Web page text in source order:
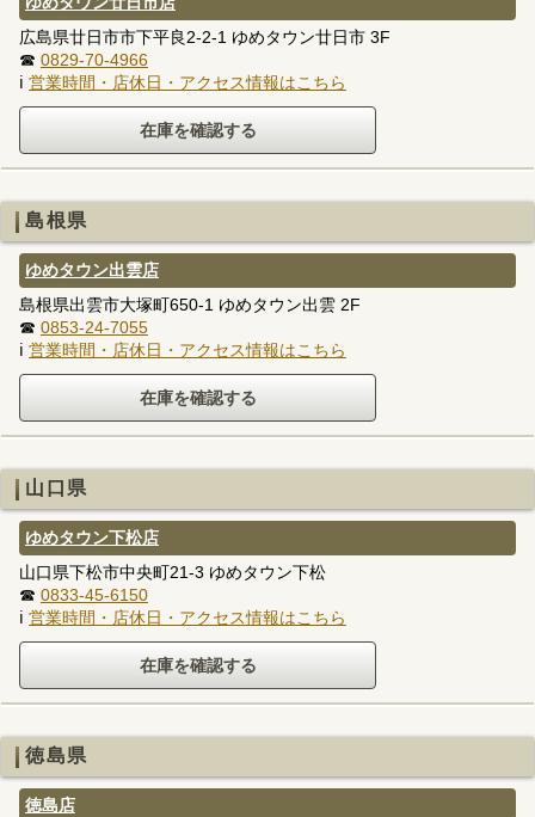
広島県廿日市市下平良2-2-1 ゆめタウン廿日市 3F
☎ 0829-70-4966
ℹ 営業時間・店休日・アクセス情報はこちら
島根県
ゆめタウン出雲店
島根県出雲市大塚町650-1 ゆめタウン出雲 2F
☎ 0853-24-7055
ℹ 営業時間・店休日・アクセス情報はこちら
山口県
ゆめタウン下松店
山口県下松市中央町21-3 ゆめタウン下松
☎ 0833-45-6150
ℹ 営業時間・店休日・アクセス情報はこちら
徳島県
徳島店